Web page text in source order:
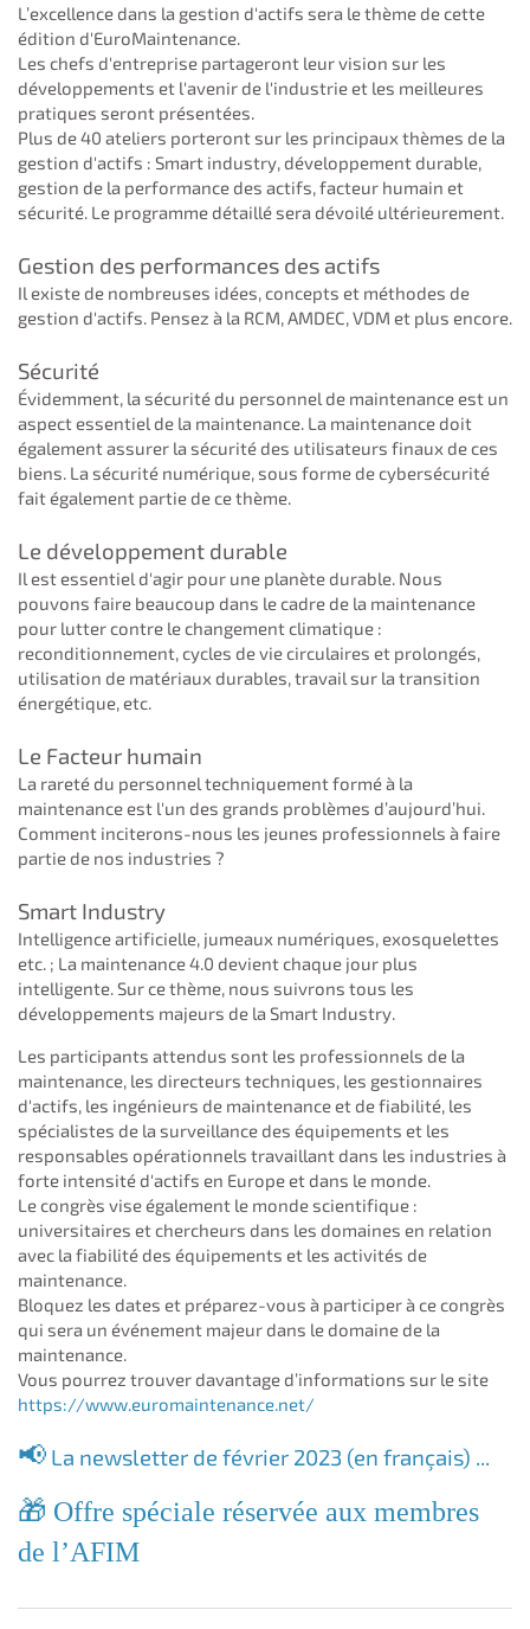
L’excellence dans la gestion d'actifs sera le thème de cette
édition d'EuroMaintenance.
Les chefs d'entreprise partageront leur vision sur les
développements et l'avenir de l'industrie et les meilleures
pratiques seront présentées.
Plus de 40 ateliers porteront sur les principaux thèmes de la
gestion d'actifs : Smart industry, développement durable,
gestion de la performance des actifs, facteur humain et
sécurité. Le programme détaillé sera dévoilé ultérieurement.
Gestion des performances des actifs
Il existe de nombreuses idées, concepts et méthodes de
gestion d'actifs. Pensez à la RCM, AMDEC, VDM et plus encore.
Sécurité
Évidemment, la sécurité du personnel de maintenance est un
aspect essentiel de la maintenance. La maintenance doit
également assurer la sécurité des utilisateurs finaux de ces
biens. La sécurité numérique, sous forme de cybersécurité
fait également partie de ce thème.
Le développement durable
Il est essentiel d'agir pour une planète durable. Nous
pouvons faire beaucoup dans le cadre de la maintenance
pour lutter contre le changement climatique :
reconditionnement, cycles de vie circulaires et prolongés,
utilisation de matériaux durables, travail sur la transition
énergétique, etc.
Le Facteur humain
La rareté du personnel techniquement formé à la
maintenance est l'un des grands problèmes d’aujourd’hui.
Comment inciterons-nous les jeunes professionnels à faire
partie de nos industries ?
Smart Industry
Intelligence artificielle, jumeaux numériques, exosquelettes
etc. ; La maintenance 4.0 devient chaque jour plus
intelligente. Sur ce thème, nous suivrons tous les
développements majeurs de la Smart Industry.
Les participants attendus sont les professionnels de la
maintenance, les directeurs techniques, les gestionnaires
d'actifs, les ingénieurs de maintenance et de fiabilité, les
spécialistes de la surveillance des équipements et les
responsables opérationnels travaillant dans les industries à
forte intensité d'actifs en Europe et dans le monde.
Le congrès vise également le monde scientifique :
universitaires et chercheurs dans les domaines en relation
avec la fiabilité des équipements et les activités de
maintenance.
Bloquez les dates et préparez-vous à participer à ce congrès
qui sera un événement majeur dans le domaine de la
maintenance.
Vous pourrez trouver davantage d’informations sur le site
https://www.euromaintenance.net/
📢 La newsletter de février 2023 (en français) ...
🎁 Offre spéciale réservée aux membres
de l’AFIM